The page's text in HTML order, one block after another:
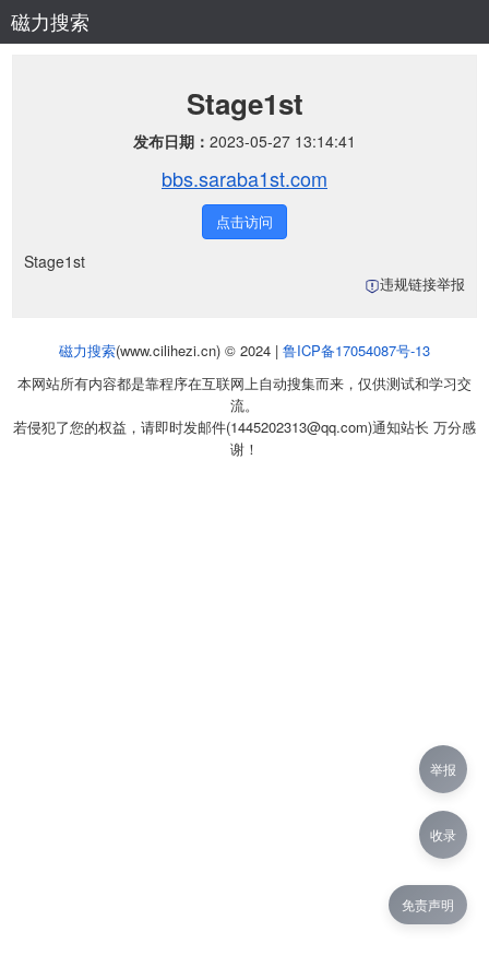
磁力搜索
Stage1st
发布日期： 2023-05-27 13:14:41
bbs.saraba1st.com
点击访问
Stage1st
违规链接举报
磁力搜索(www.cilihezi.cn) © 2024 | 鲁ICP备17054087号-13
本网站所有内容都是靠程序在互联网上自动搜集而来，仅供测试和学习交
流。
若侵犯了您的权益，请即时发邮件(1445202313@qq.com)通知站长 万分感
谢！
免责声明
举报
收录